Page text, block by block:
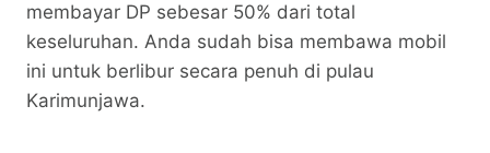
membayar DP sebesar 50% dari total
keseluruhan. Anda sudah bisa membawa mobil
ini untuk berlibur secara penuh di pulau
Karimunjawa.